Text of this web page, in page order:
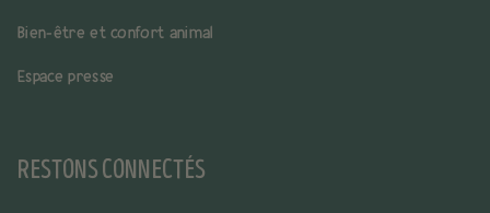
Bien-être et confort animal
Espace presse
RESTONS CONNECTÉS